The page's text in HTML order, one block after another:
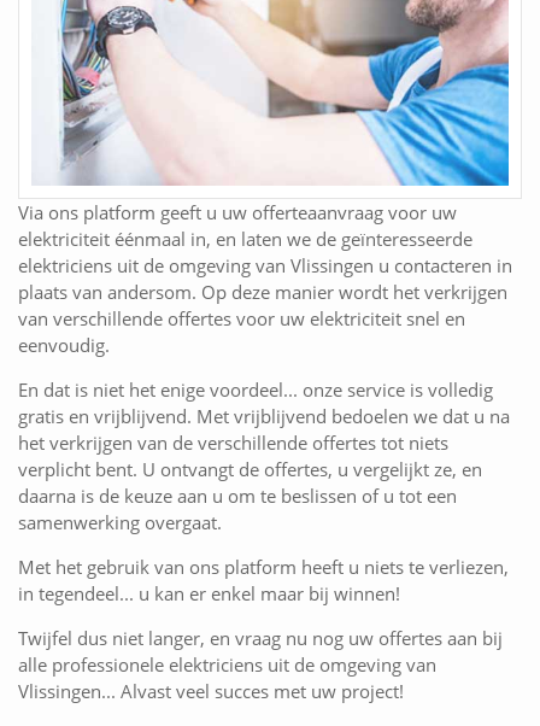
Via ons platform geeft u uw offerteaanvraag voor uw
elektriciteit éénmaal in, en laten we de geïnteresseerde
elektriciens uit de omgeving van Vlissingen u contacteren in
plaats van andersom. Op deze manier wordt het verkrijgen
van verschillende offertes voor uw elektriciteit snel en
eenvoudig.
En dat is niet het enige voordeel... onze service is volledig
gratis en vrijblijvend. Met vrijblijvend bedoelen we dat u na
het verkrijgen van de verschillende offertes tot niets
verplicht bent. U ontvangt de offertes, u vergelijkt ze, en
daarna is de keuze aan u om te beslissen of u tot een
samenwerking overgaat.
Met het gebruik van ons platform heeft u niets te verliezen,
in tegendeel... u kan er enkel maar bij winnen!
Twijfel dus niet langer, en vraag nu nog uw offertes aan bij
alle professionele elektriciens uit de omgeving van
Vlissingen... Alvast veel succes met uw project!